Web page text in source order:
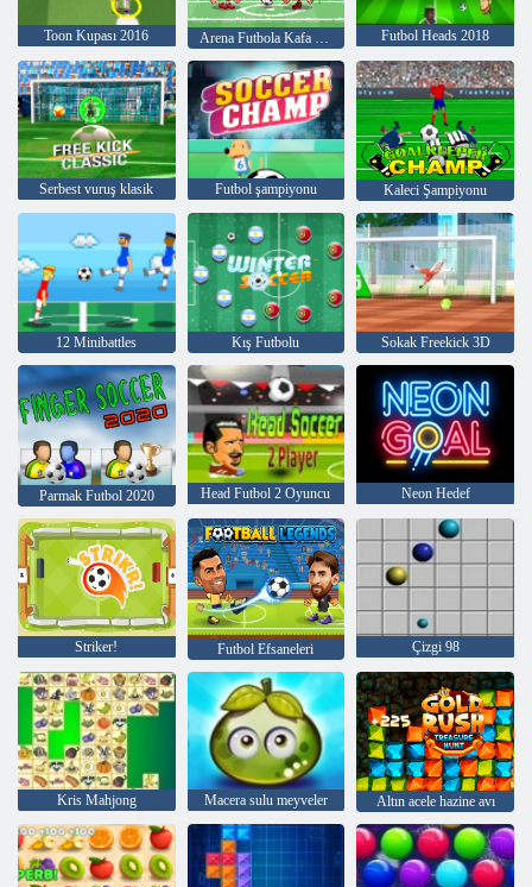
Toon Kupası 2016 Futbol Heads 2018
Serbest vuruş klasik Futbol şampiyonu Kaleci Şampiyonu
12 Minibattles Kış Futbolu Sokak Freekick 3D
Parmak Futbol 2020 Head Futbol 2 Oyuncu Neon Hedef
Striker! Futbol Efsaneleri Çizgi 98
Kris Mahjong Macera sulu meyveler Altın acele hazine avı